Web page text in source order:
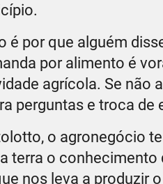
é por que alguém
por alimento é
agrícola. Se não
perguntas e troca de
o agronegócio
terra o conhecimento
nos leva a produzir